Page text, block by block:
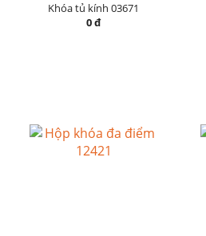
Khóa tủ kính 03671
0 đ